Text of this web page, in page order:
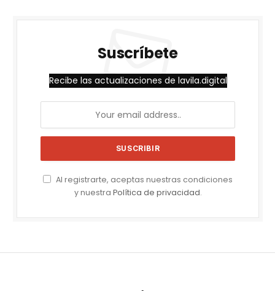
Suscríbete
Recibe las actualizaciones de lavila.digital
Al registrarte, aceptas nuestras condiciones
y nuestra Política de privacidad.